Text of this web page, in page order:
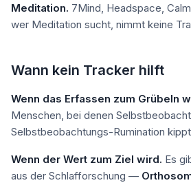
Meditation. 7Mind, Headspace,
wer Meditation sucht, nimmt keine
Wann kein Tracker hilft
Wenn das Erfassen zum Grübeln
Menschen, bei denen
Selbstbeobachtungs-Rumination
Wenn der Wert zum Ziel wird. Es
aus der Schlafforschung —